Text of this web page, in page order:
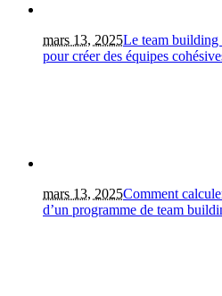
mars 13, 2025Le team building
pour créer des équipes
mars 13, 2025Comment
d’un programme de team